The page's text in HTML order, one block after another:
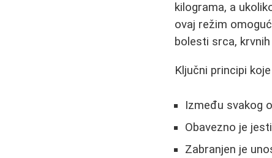
kilograma, a
ovaj režim
bolesti srca,
Ključni principi
Između svakog
Obavezno je
Zabranjen je